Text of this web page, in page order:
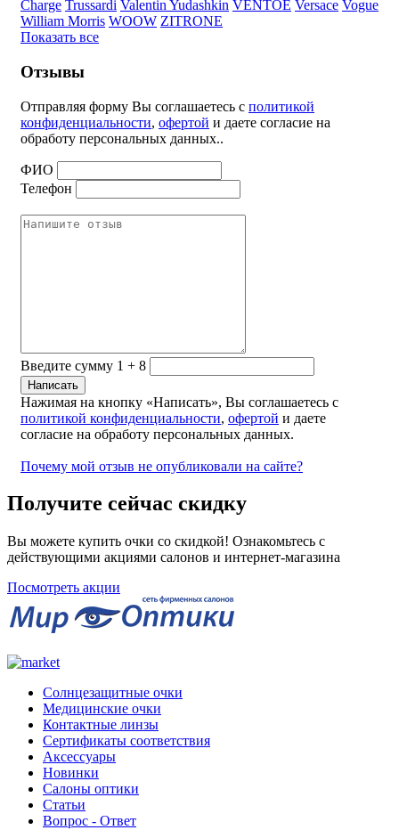
Charge Trussardi Valentin Yudashkin VENTOE Versace Vogue
William Morris WOOW ZITRONE
Показать все
Отзывы
Отправляя форму Вы соглашаетесь с политикой
конфиденциальности, офертой и даете согласие на
обработу персональных данных..
ФИО
Телефон
Введите сумму 1 + 8
Нажимая на кнопку «Написать», Вы соглашаетесь с
политикой конфиденциальности, офертой и даете
согласие на обработу персональных данных.
Почему мой отзыв не опубликовали на сайте?
Получите сейчас скидку
Вы можете купить очки со скидкой! Ознакомьтесь с
действующими акциями салонов и интернет-магазина
Посмотреть акции
Солнцезащитные очки
Медицинские очки
Контактные линзы
Сертификаты соответствия
Аксессуары
Новинки
Салоны оптики
Статьи
Вопрос - Ответ